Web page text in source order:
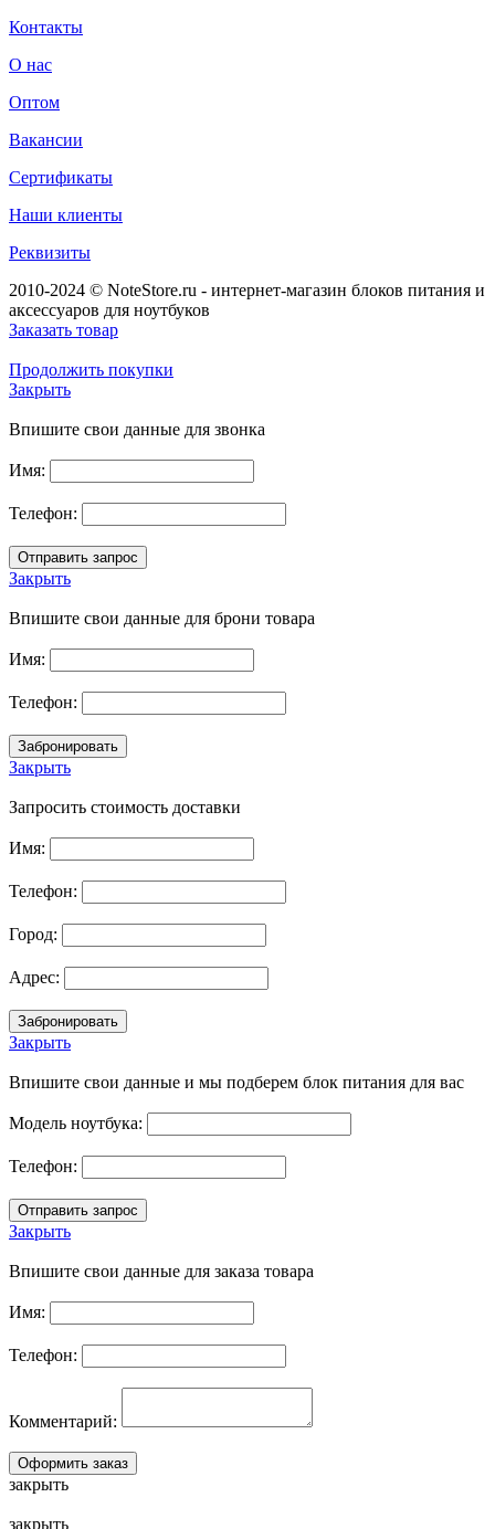
Контакты
О нас
Оптом
Вакансии
Сертификаты
Наши клиенты
Реквизиты
2010-2024 © NoteStore.ru - интернет-магазин блоков питания и
аксессуаров для ноутбуков
Заказать товар
Продолжить покупки
Закрыть
Впишите свои данные для звонка
Имя:
Телефон:
Закрыть
Впишите свои данные для брони товара
Имя:
Телефон:
Закрыть
Запросить стоимость доставки
Имя:
Телефон:
Город:
Адрес:
Закрыть
Впишите свои данные и мы подберем блок питания для вас
Модель ноутбука:
Телефон:
Закрыть
Впишите свои данные для заказа товара
Имя:
Телефон:
Комментарий:
закрыть
закрыть